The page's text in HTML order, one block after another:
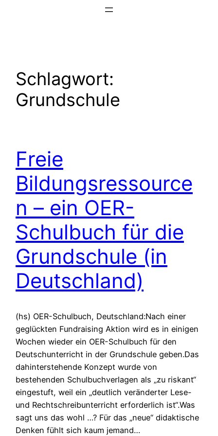
Schlagwort:
Grundschule
Freie
Bildungsressource
n – ein OER-
Schulbuch für die
Grundschule (in
Deutschland)
(hs) OER-Schulbuch, Deutschland:Nach einer
geglückten Fundraising Aktion wird es in einigen
Wochen wieder ein OER-Schulbuch für den
Deutschunterricht in der Grundschule geben.Das
dahinterstehende Konzept wurde von
bestehenden Schulbuchverlagen als „zu riskant“
eingestuft, weil ein „deutlich veränderter Lese-
und Rechtschreibunterricht erforderlich ist“.Was
sagt uns das wohl …? Für das „neue“ didaktische
Denken fühlt sich kaum jemand…